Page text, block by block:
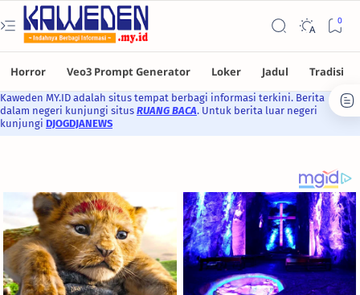
Kaweden MY.ID adalah situs tempat berbagi informasi terkini. Berita
dalam negeri kunjungi situs RUANG BACA. Untuk berita luar negeri
kunjungi DJOGDJANEWS